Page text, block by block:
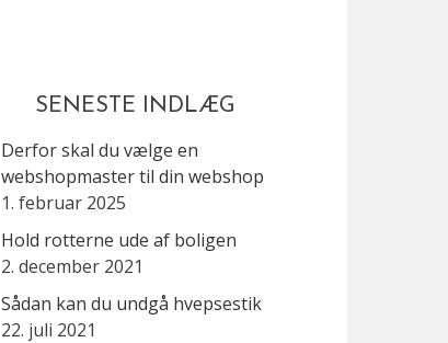
SENESTE INDLÆG
Derfor skal du vælge en
webshopmaster til din webshop
1. februar 2025
Hold rotterne ude af boligen
2. december 2021
Sådan kan du undgå hvepsestik
22. juli 2021